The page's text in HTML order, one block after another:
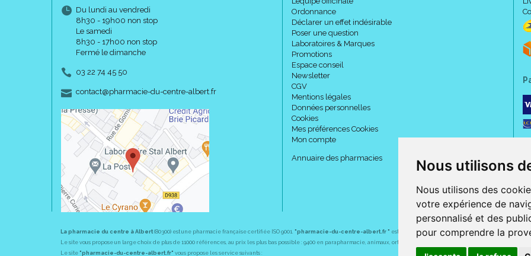
Nous utilisons
Nous utilisons des
votre expérience de
personnalisé et des
pour comprendre la
Du lundi au vendredi
8h30 - 19h00 non stop
Le samedi
8h30 - 17h00 non stop
Fermé le dimanche
03 22 74 45 50
contact-
@-
pharmacie-du-centre-albert.fr
Ordonnance
Déclarer un effet indésirable
Poser une question
Laboratoires & Marques
Promotions
Espace conseil
Newsletter
CGV
Mentions légales
Données personnelles
Cookies
Mes préférences Cookies
Mon compte
Annuaire des pharmacies
La pharmacie du centre à Albert(80300) est une pharmacie française certifiée ISO 9001. "pharmacie-du-centre-albert.fr " est le site internet de l a pharmacie du centre, 32
Le site vous propose un large choix de plus de 11000 références, au prix les plus bas possible : 9400 en parapharmacie, animaux, orthopédie, matériel médical. 1700 en médicaments
Le site "pharmacie-du-centre-albert.fr" vous propose les service suivants :